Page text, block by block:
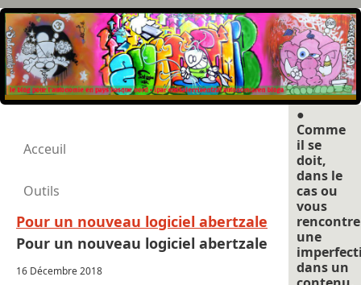
Acceuil
Outils
Pour un nouveau logiciel abertzale
Pour un nouveau logiciel abertzale
16 Décembre 2018
●
Comme
il se
doit,
dans le
cas ou
vous
une
dans un